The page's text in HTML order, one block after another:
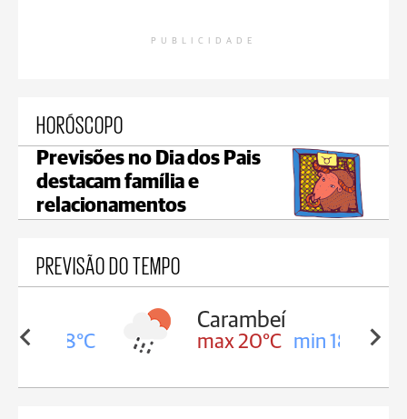
PUBLICIDADE
HORÓSCOPO
Previsões no Dia dos Pais
destacam família e
relacionamentos
PREVISÃO DO TEMPO
18°C
Carambeí
max 20°C min 18°C